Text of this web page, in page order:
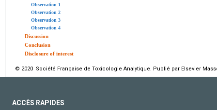
Observation 1
Observation 2
Observation 3
Observation 4
Discussion
Conclusion
Disclosure of interest
© 2020 Société Française de Toxicologie Analytique. Publié par Elsevier
ACCÈS RAPIDES